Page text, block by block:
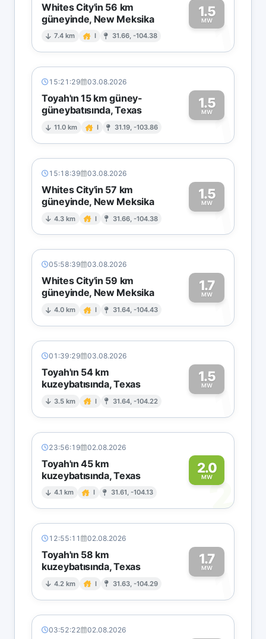
Whites City'in 56 km
güneyinde, New Meksika
7.4 km I 31.66, -104.38
1.5
MW1
15:21:29 03.08.2026
Toyah'ın 15 km güney-
güneybatısında, Texas
11.0 km I 31.19, -103.86
1.5
MW1
15:18:39 03.08.2026
Whites City'in 57 km
güneyinde, New Meksika
4.3 km I 31.66, -104.38
1.5
MW1
05:58:39 03.08.2026
Whites City'in 59 km
güneyinde, New Meksika
4.0 km I 31.64, -104.43
1.7
MW1
01:39:29 03.08.2026
Toyah'ın 54 km
kuzeybatısında, Texas
3.5 km I 31.64, -104.22
1.5
MW1
23:56:19 02.08.2026
Toyah'ın 45 km
kuzeybatısında, Texas
4.1 km I 31.61, -104.13
2.0
MW2
12:55:11 02.08.2026
Toyah'ın 58 km
kuzeybatısında, Texas
4.2 km I 31.63, -104.29
1.7
MW1
03:52:22 02.08.2026